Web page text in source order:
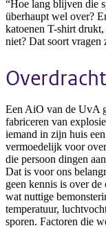
“Hoe lang blijven die
überhaupt wel over?
katoenen T-shirt
niet? Dat soort
Een AiO van de UvA
fabriceren van
iemand in zijn huis
vermoedelijk voor
die persoon dingen
Dat is voor ons
geen kennis is over
wat nuttige
temperatuur,
sporen. Factoren die